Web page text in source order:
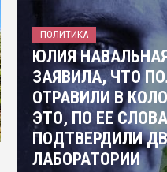
ПОЛИТИКА
ЮЛИЯ
ЗАЯВИЛА, ЧТО
ОТРАВИЛИ В
ЭТО, ПО ЕЕ
ПОДТВЕРДИЛИ
ЛАБОРАТОРИИ